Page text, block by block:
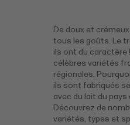
De doux et
tous les goûts. Le
ils ont du caractère
célèbres variétés
régionales.
ils sont fabriqués
avec du lait du
Découvrez de
variétés, types et